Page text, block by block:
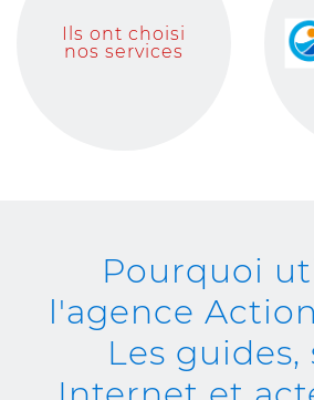
Ils ont choisi
nos services
Pourquoi
l'agence
Les guides,